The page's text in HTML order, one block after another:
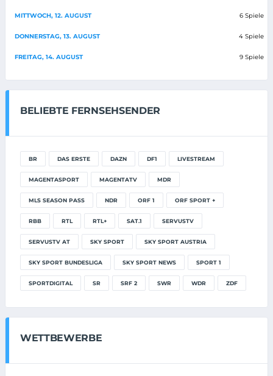
MITTWOCH, 12. AUGUST 6 Spiele
DONNERSTAG, 13. AUGUST 4 Spiele
FREITAG, 14. AUGUST 9 Spiele
BELIEBTE FERNSEHSENDER
BR DAS ERSTE DAZN DF1 LIVESTREAM
MAGENTASPORT MAGENTATV MDR
MLS SEASON PASS NDR ORF 1 ORF SPORT +
RBB RTL RTL+ SAT.1 SERVUSTV
SERVUSTV AT SKY SPORT SKY SPORT AUSTRIA
SKY SPORT BUNDESLIGA SKY SPORT NEWS SPORT 1
SPORTDIGITAL SR SRF 2 SWR WDR ZDF
WETTBEWERBE